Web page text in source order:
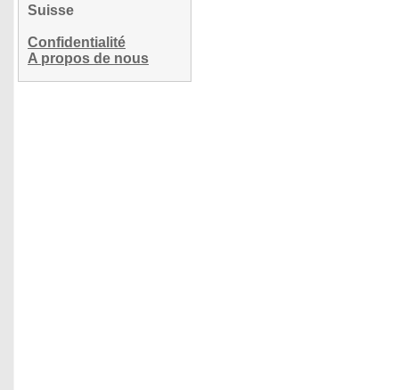
Suisse
Confidentialité
A propos de nous